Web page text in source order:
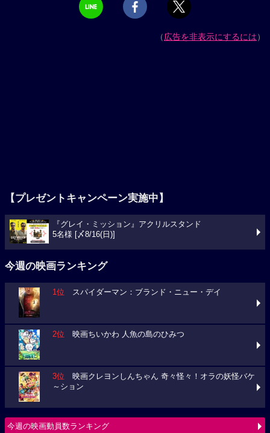
（広告を非表示にするには）
【プレゼントキャンペーン実施中】
『グレイ・ミッション』アクリルスタンド
5名様 [〆8/16(日)]
今週の映画ランキング
1位 スパイダーマン：ブランド・ニュー・デイ
2位 映画ちいかわ 人魚の島のひみつ
3位 映画クレヨンしんちゃん 奇々怪々！オラの妖怪バケ
～ション
今週の映画動員数ランキング